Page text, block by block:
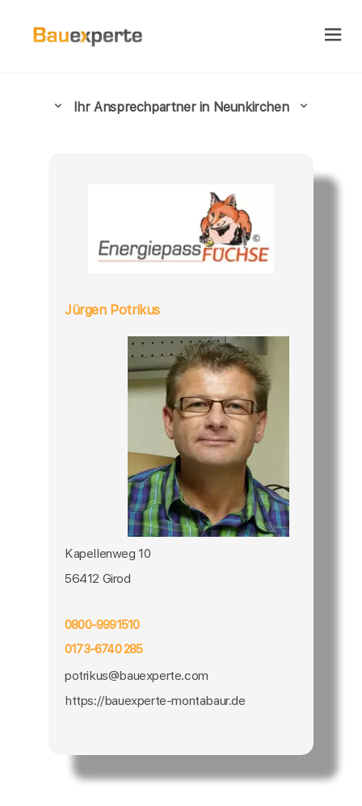
Ihr Ansprechpartner in Neunkirchen
Jürgen Potrikus
Kapellenweg 10
56412 Girod
0800-9991510
0173-6740 285
potrikus@bauexperte.com
https://bauexperte-montabaur.de